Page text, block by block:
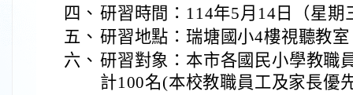
四、 研習時間：114年5月14日（星期
五、 研習地點：瑞塘國小4樓視聽教
六、 研習對象：本市各國民小學教職
計100名(本校教職員工及家長優